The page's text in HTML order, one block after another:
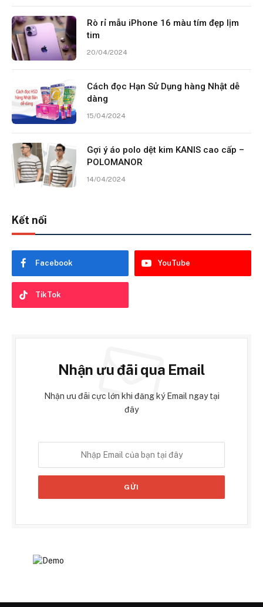
Rò rỉ mẫu iPhone 16 màu tím đẹp lịm
tim
20/04/2024
Cách đọc Hạn Sử Dụng hàng Nhật dễ
dàng
15/04/2024
Gợi ý áo polo dệt kim KANIS cao cấp –
POLOMANOR
14/04/2024
Kết nối
Facebook YouTube
TikTok
Nhận ưu đãi qua Email
Nhận ưu đãi cực lớn khi đăng ký Email ngay tại
đây